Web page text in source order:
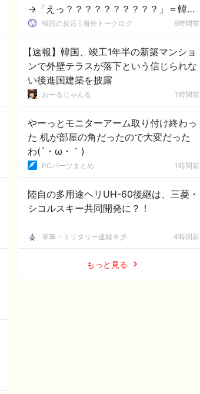
→「えっ？？？？？？？？？？」＝韓国
の反応韓国の反応 | 海外トークログ 6時間前
【速報】韓国、竣工1年半の新築マンショ
ンで外壁テラスが落下という信じられな
い後進国建築を披露
おーるじゃんる 1時間前
やーっとモニターアーム取り付け終わっ
た 机が部屋の角だったので大変だった
わ(´・ω・｀)
PCパーツまとめ 1時間前
陸自の多用途ヘリUH-60後継は、三菱・
シコルスキー共同開発に？！
軍事・ミリタリー速報☆彡 4時間前
もっと見る